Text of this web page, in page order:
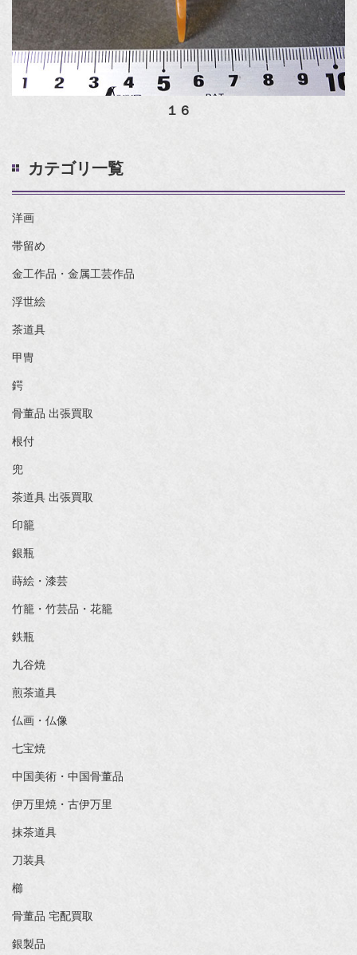
１６
カテゴリ一覧
洋画
帯留め
金工作品・金属工芸作品
浮世絵
茶道具
甲冑
鍔
骨董品 出張買取
根付
兜
茶道具 出張買取
印籠
銀瓶
蒔絵・漆芸
竹籠・竹芸品・花籠
鉄瓶
九谷焼
煎茶道具
仏画・仏像
七宝焼
中国美術・中国骨董品
伊万里焼・古伊万里
抹茶道具
刀装具
櫛
骨董品 宅配買取
銀製品